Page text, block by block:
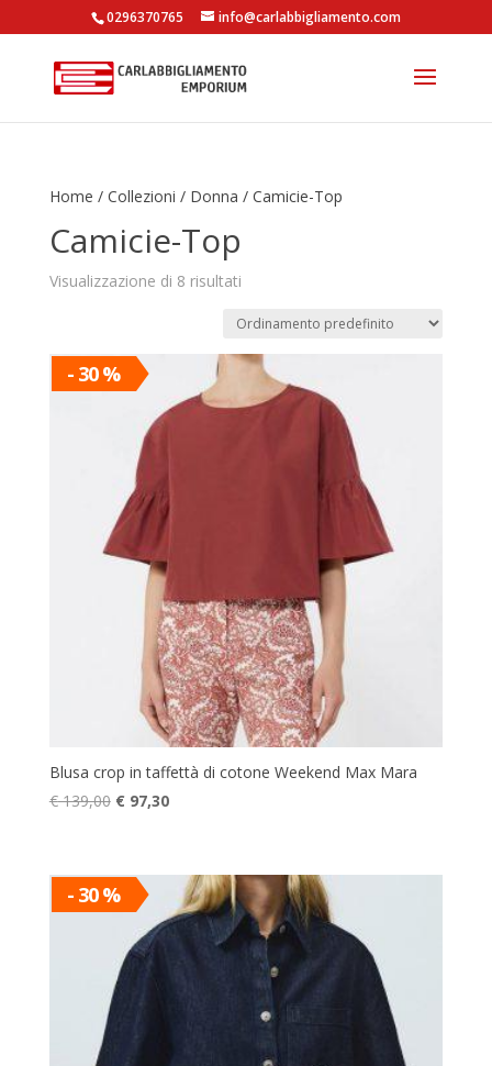
0296370765 info@carlabbigliamento.com
Home / Collezioni / Donna / Camicie-Top
Camicie-Top
Visualizzazione di 8 risultati
- 30 %
Blusa crop in taffettà di cotone Weekend Max Mara
€139,00 Il
era:
€ 139,00.
€97,30Il
è:
€ 97,30.
- 30 %